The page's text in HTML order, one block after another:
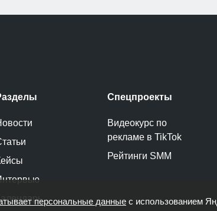
Спецпроекты
Видеокурс по
рекламе в TikTok
Рейтинги SMM
персональные данные с использованием